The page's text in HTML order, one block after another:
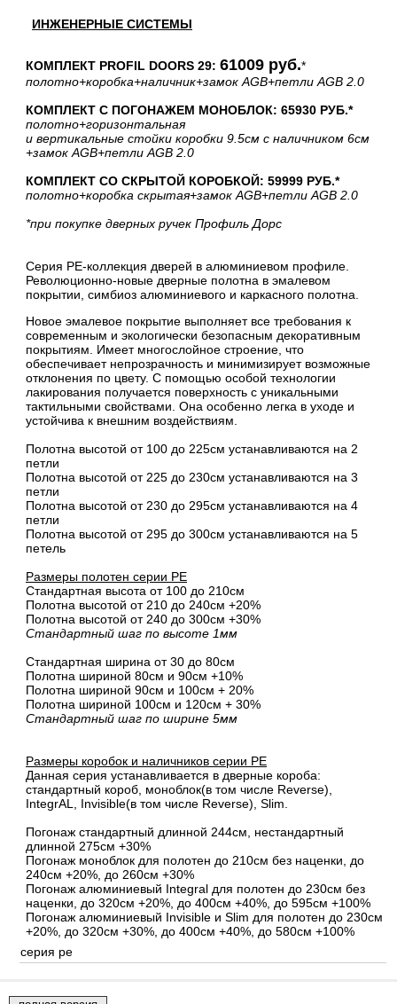
ИНЖЕНЕРНЫЕ СИСТЕМЫ
КОМПЛЕКТ PROFIL DOORS 29: 61009 руб.*
полотно+коробка+наличник+замок AGB+петли AGB 2.0
КОМПЛЕКТ С ПОГОНАЖЕМ МОНОБЛОК: 65930 РУБ.*
полотно+горизонтальная
и вертикальные стойки коробки 9.5см с наличником 6см
+замок AGB+петли AGB 2.0
КОМПЛЕКТ СО СКРЫТОЙ КОРОБКОЙ: 59999 РУБ.*
полотно+коробка скрытая+замок AGB+петли AGB 2.0
*при покупке дверных ручек Профиль Дорс
Серия PE-коллекция дверей в алюминиевом профиле.
Революционно-новые дверные полотна в эмалевом
покрытии, симбиоз алюминиевого и каркасного полотна.
Новое эмалевое покрытие выполняет все требования к
современным и экологически безопасным декоративным
покрытиям. Имеет многослойное строение, что
обеспечивает непрозрачность и минимизирует возможные
отклонения по цвету. С помощью особой технологии
лакирования получается поверхность с уникальными
тактильными свойствами. Она особенно легка в уходе и
устойчива к внешним воздействиям.
Полотна высотой от 100 до 225см устанавливаются на 2
петли
Полотна высотой от 225 до 230см устанавливаются на 3
петли
Полотна высотой от 230 до 295см устанавливаются на 4
петли
Полотна высотой от 295 до 300см устанавливаются на 5
петель
Размеры полотен серии PE
Стандартная высота от 100 до 210см
Полотна высотой от 210 до 240см +20%
Полотна высотой от 240 до 300см +30%
Стандартный шаг по высоте 1мм
Стандартная ширина от 30 до 80см
Полотна шириной 80cм и 90cм +10%
Полотна шириной 90см и 100см + 20%
Полотна шириной 100см и 120см + 30%
Стандартный шаг по ширине 5мм
Размеры коробок и наличников серии PE
Данная серия устанавливается в дверные короба:
стандартный короб, моноблок(в том числе Reverse),
IntegrAL, Invisible(в том числе Reverse), Slim.
Погонаж стандартный длинной 244см, нестандартный
длинной 275см +30%
Погонаж моноблок для полотен до 210см без наценки, до
240см +20%, до 260см +30%
Погонаж алюминиевый Integral для полотен до 230см без
наценки, до 320см +20%, до 400см +40%, до 595см +100%
Погонаж алюминиевый Invisible и Slim для полотен до 230см
+20%, до 320см +30%, до 400см +40%, до 580см +100%
серия pe